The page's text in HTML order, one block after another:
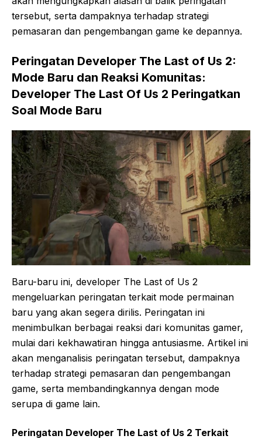
tersebut, serta dampaknya terhadap strategi
pemasaran dan pengembangan game ke depannya.
Peringatan Developer The Last of Us 2:
Mode Baru dan Reaksi Komunitas:
Developer The Last Of Us 2 Peringatkan
Soal Mode Baru
Baru-baru ini, developer The Last of Us 2
mengeluarkan peringatan terkait mode permainan
baru yang akan segera dirilis. Peringatan ini
menimbulkan berbagai reaksi dari komunitas gamer,
mulai dari kekhawatiran hingga antusiasme. Artikel ini
akan menganalisis peringatan tersebut, dampaknya
terhadap strategi pemasaran dan pengembangan
game, serta membandingkannya dengan mode
serupa di game lain.
Peringatan Developer The Last of Us 2 Terkait